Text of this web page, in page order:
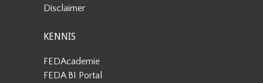
Disclaimer
KENNIS
FEDAcademie
FEDA BI Portal